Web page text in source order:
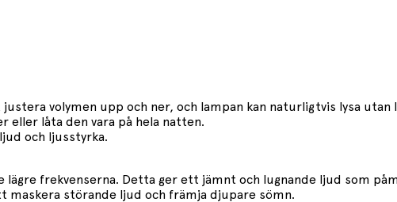
volymen upp och ner, och lampan kan naturligtvis lysa utan
eller låta den vara på hela natten.
och ljusstyrka.
frekvenserna. Detta ger ett jämnt och lugnande ljud som
maskera störande ljud och främja djupare sömn.